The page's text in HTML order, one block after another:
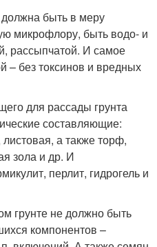
быть в меру
микрофлору, быть водо- и
рассыпчатой. И самое
– без токсинов и вредных
для рассады грунта
составляющие:
а также торф,
зола и др. И
перлит, гидрогель и
грунте не должно быть
компонентов –